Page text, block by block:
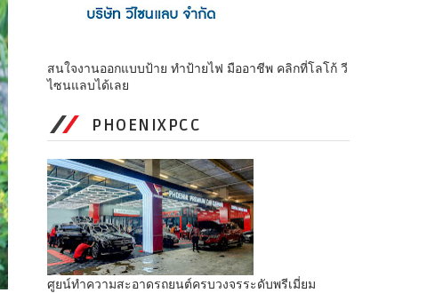
สนใจงานออกแบบป้าย ทำป้ายไฟ มืออาชีพ คลิกที่โลโก้ วี
ไซนแลบได้เลย
PHOENIXPCC
ศูยน์ทำความสะอาดรถยนต์ครบวงจรระดับพรีเมี่ยม